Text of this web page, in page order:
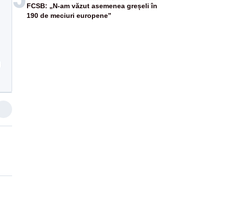
FCSB: „N-am văzut asemenea greșeli în
190 de meciuri europene”